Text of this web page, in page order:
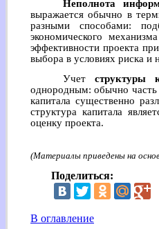
Неполнота
выражается обычно в
разными способами:
экономического
эффективности проекта
выбора в условиях риска и
Учетструктуры
однородным: обычно
капитала существенно
структура капитала
оценку проекта.
(Материалы приведены на
Поделиться:
В оглавление